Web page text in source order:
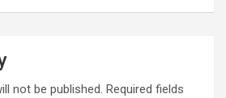
not be published. Required fields